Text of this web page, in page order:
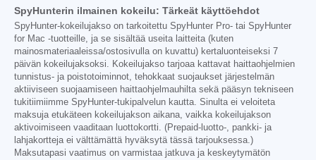
SpyHunterin ilmainen kokeilu: Tärkeät käyttöehdot
SpyHunter-kokeilujakso on tarkoitettu SpyHunter Pro- tai SpyHunter
for Mac -tuotteille, ja se sisältää useita laitteita (kuten
mainosmateriaaleissa/ostosivulla on kuvattu) kertaluonteiseksi 7
päivän kokeilujaksoksi. Kokeilujakso tarjoaa kattavat haittaohjelmien
tunnistus- ja poistotoiminnot, tehokkaat suojaukset järjestelmän
aktiiviseen suojaamiseen haittaohjelmauhilta sekä pääsyn tekniseen
tukitiimiimme SpyHunter-tukipalvelun kautta. Sinulta ei veloiteta
maksuja etukäteen kokeilujakson aikana, vaikka kokeilujakson
aktivoimiseen vaaditaan luottokortti. (Prepaid-luotto-, pankki- ja
lahjakortteja ei välttämättä hyväksytä tässä tarjouksessa.)
Maksutapasi vaatimus on varmistaa jatkuva ja keskeytymätön